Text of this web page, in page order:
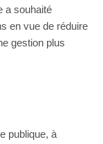
a souhaité
en vue de réduire
gestion plus
publique, à